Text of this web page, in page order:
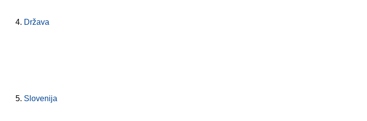
Država
Slovenija